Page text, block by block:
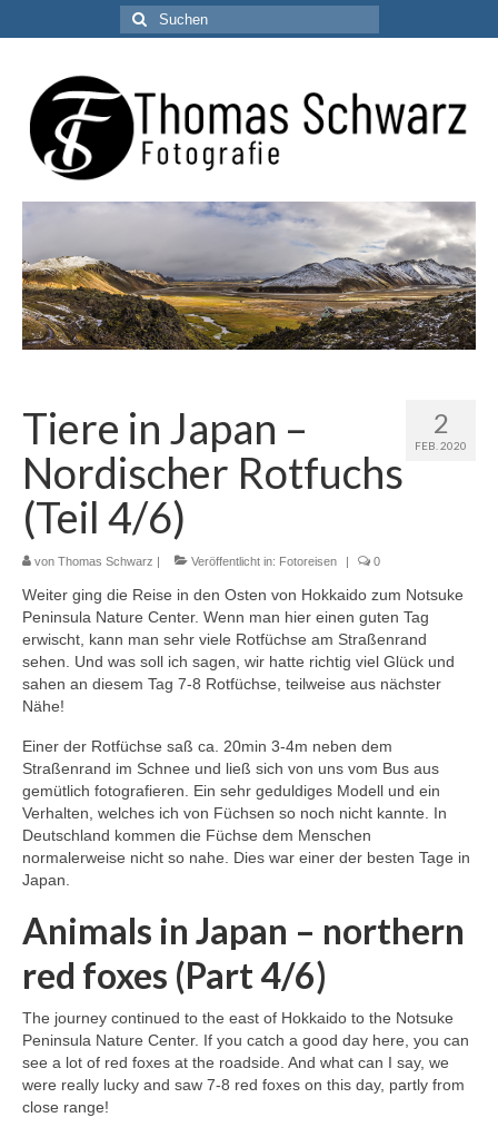
Suchen
nach:
2
FEB. 2020
Tiere in Japan –
Nordischer Rotfuchs
(Teil 4/6)
von Thomas Schwarz | Veröffentlicht in: Fotoreisen | 0
Weiter ging die Reise in den Osten von Hokkaido zum Notsuke
Peninsula Nature Center. Wenn man hier einen guten Tag
erwischt, kann man sehr viele Rotfüchse am Straßenrand
sehen. Und was soll ich sagen, wir hatte richtig viel Glück und
sahen an diesem Tag 7-8 Rotfüchse, teilweise aus nächster
Nähe!
Einer der Rotfüchse saß ca. 20min 3-4m neben dem
Straßenrand im Schnee und ließ sich von uns vom Bus aus
gemütlich fotografieren. Ein sehr geduldiges Modell und ein
Verhalten, welches ich von Füchsen so noch nicht kannte. In
Deutschland kommen die Füchse dem Menschen
normalerweise nicht so nahe. Dies war einer der besten Tage in
Japan.
Animals in Japan – northern
red foxes (Part 4/6)
The journey continued to the east of Hokkaido to the Notsuke
Peninsula Nature Center. If you catch a good day here, you can
see a lot of red foxes at the roadside. And what can I say, we
were really lucky and saw 7-8 red foxes on this day, partly from
close range!